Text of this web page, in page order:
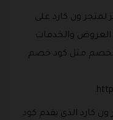
لمتجر ون كارد على
العروض والخدمات
الخصم مثل كود خصم
كارد الذي يقدم كود